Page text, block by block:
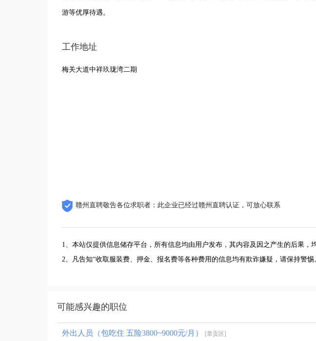
游等优厚待遇。
工作地址
梅关大道中祥玖珑湾二期
赣州直聘敬告各位求职者：此企业已经过赣州直聘认证，可放心联系
1、本站仅提供信息储存平台，所有信息均由用户发布，其内容及因之产生的后果，
2、凡告知“收取服装费、押金、报名费等各种费用的信息均有欺诈嫌疑，请保持警惕
可能感兴趣的职位
外出人员（包吃住 五险3800~9000元/月） [章贡区]